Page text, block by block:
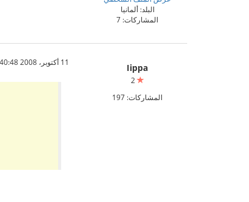
البلد: ألمانيا
المشاركات: 7
Iippa
المشاركات: 197
11 أكتوبر، 2008 5:40:48 م